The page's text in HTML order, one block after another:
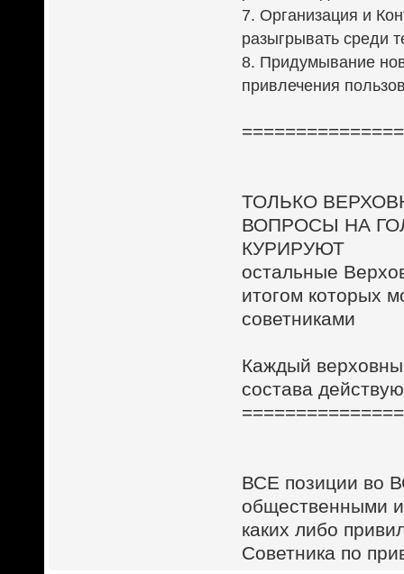
7. Организация и
разыгрывать среди
8. Придумывание
привлечения
ТОЛЬКО
ВОПРОСЫ НА
КУРИРУЮТ
остальные
итогом которых
советниками
Каждый
состава
ВСЕ позиции во
общественными
каких либо
Советника по